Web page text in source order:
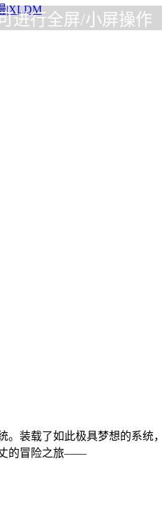
/小屏操作
装载了如此极具梦想的系统
丈的冒险之旅——